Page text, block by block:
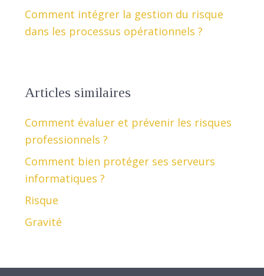
Comment intégrer la gestion du risque
dans les processus opérationnels ?
Articles similaires
Comment évaluer et prévenir les risques
professionnels ?
Comment bien protéger ses serveurs
informatiques ?
Risque
Gravité